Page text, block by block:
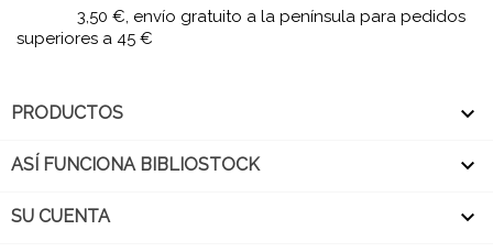
3,50 €, envío gratuito a la península para pedidos
superiores a 45 €
PRODUCTOS 
ASÍ FUNCIONA BIBLIOSTOCK 
SU CUENTA 